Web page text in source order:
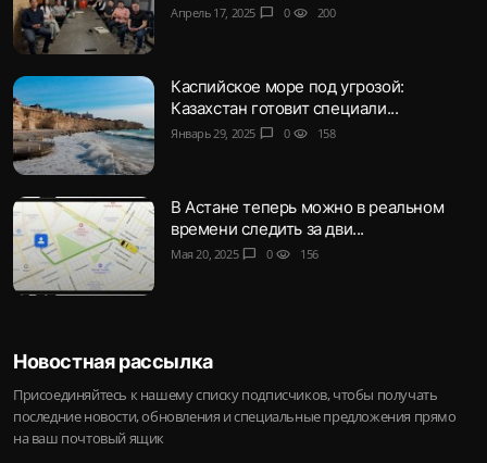
Апрель 17, 2025 chat_bubble 0 visibility 200
Каспийское море под угрозой:
Казахстан готовит специали...
Январь 29, 2025 chat_bubble 0 visibility 158
В Астане теперь можно в реальном
времени следить за дви...
Мая 20, 2025 chat_bubble 0 visibility 156
Новостная рассылка
Присоединяйтесь к нашему списку подписчиков, чтобы получать
последние новости, обновления и специальные предложения прямо
на ваш почтовый ящик